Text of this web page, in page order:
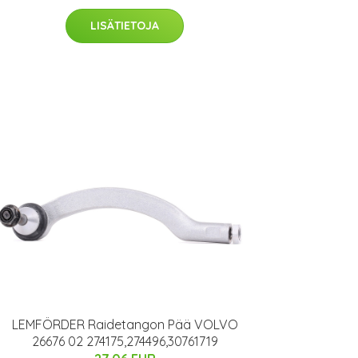
LISÄTIETOJA
LEMFÖRDER Raidetangon Pää VOLVO
26676 02 274175,274496,30761719